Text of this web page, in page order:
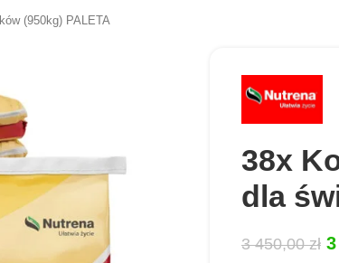
(950kg) PALETA
38x
dla
3 450,00zł